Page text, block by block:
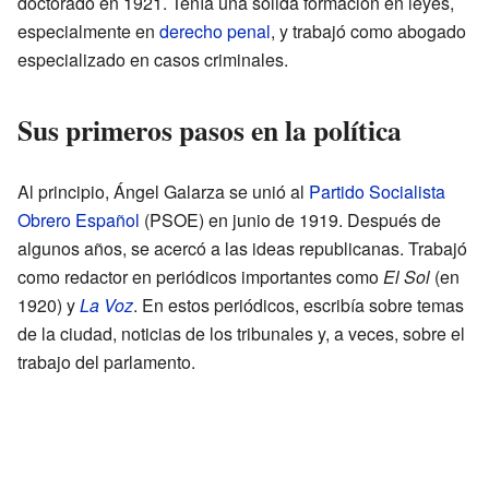
especialmente en derecho penal, y trabajó como abogado
especializado en casos criminales.
Sus primeros pasos en la política
Al principio, Ángel Galarza se unió al Partido Socialista
Obrero Español (PSOE) en junio de 1919. Después de
algunos años, se acercó a las ideas republicanas. Trabajó
como redactor en periódicos importantes comoEl Sol (en
1920) yLa Voz. En estos periódicos, escribía sobre temas
de la ciudad, noticias de los tribunales y, a veces, sobre el
trabajo del parlamento.